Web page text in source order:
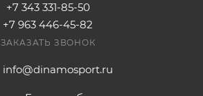
+7 343 331-85-50
+7 963 446-45-82
ЗАКАЗАТЬ ЗВОНОК
info@dinamosport.ru